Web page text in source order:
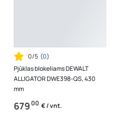
0/5 (0)
Pjūklas blokeliams DEWALT
ALLIGATOR DWE398-QS, 430
mm
67900 € / vnt.